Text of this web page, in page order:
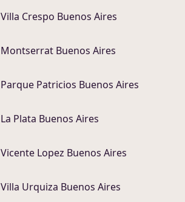
Villa Crespo Buenos Aires
Montserrat Buenos Aires
Parque Patricios Buenos Aires
La Plata Buenos Aires
Vicente Lopez Buenos Aires
Villa Urquiza Buenos Aires